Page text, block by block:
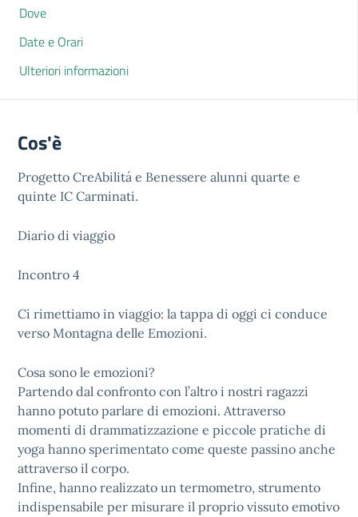
Dove
Date e Orari
Ulteriori informazioni
Cos'è
Progetto CreAbilitá e Benessere alunni quarte e
quinte IC Carminati.
Diario di viaggio
Incontro 4
Ci rimettiamo in viaggio: la tappa di oggi ci conduce
verso Montagna delle Emozioni.
Cosa sono le emozioni?
Partendo dal confronto con l’altro i nostri ragazzi
hanno potuto parlare di emozioni. Attraverso
momenti di drammatizzazione e piccole pratiche di
yoga hanno sperimentato come queste passino anche
attraverso il corpo.
Infine, hanno realizzato un termometro, strumento
indispensabile per misurare il proprio vissuto emotivo